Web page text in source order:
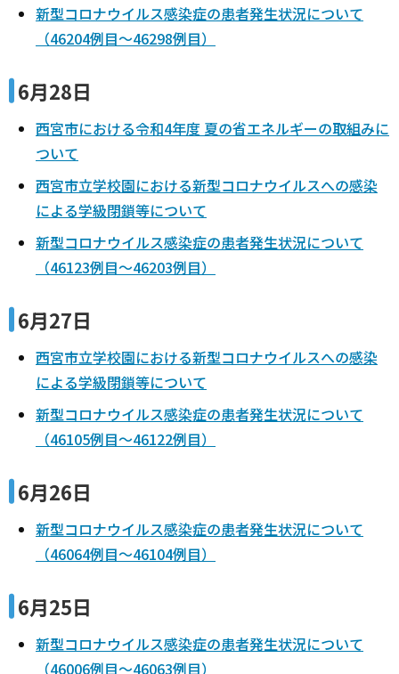
新型コロナウイルス感染症の患者発生状況について
（46204例目～46298例目）
6月28日
西宮市における令和4年度 夏の省エネルギーの取組みに
ついて
西宮市立学校園における新型コロナウイルスへの感染
による学級閉鎖等について
新型コロナウイルス感染症の患者発生状況について
（46123例目～46203例目）
6月27日
西宮市立学校園における新型コロナウイルスへの感染
による学級閉鎖等について
新型コロナウイルス感染症の患者発生状況について
（46105例目～46122例目）
6月26日
新型コロナウイルス感染症の患者発生状況について
（46064例目～46104例目）
6月25日
新型コロナウイルス感染症の患者発生状況について
（46006例目～46063例目）